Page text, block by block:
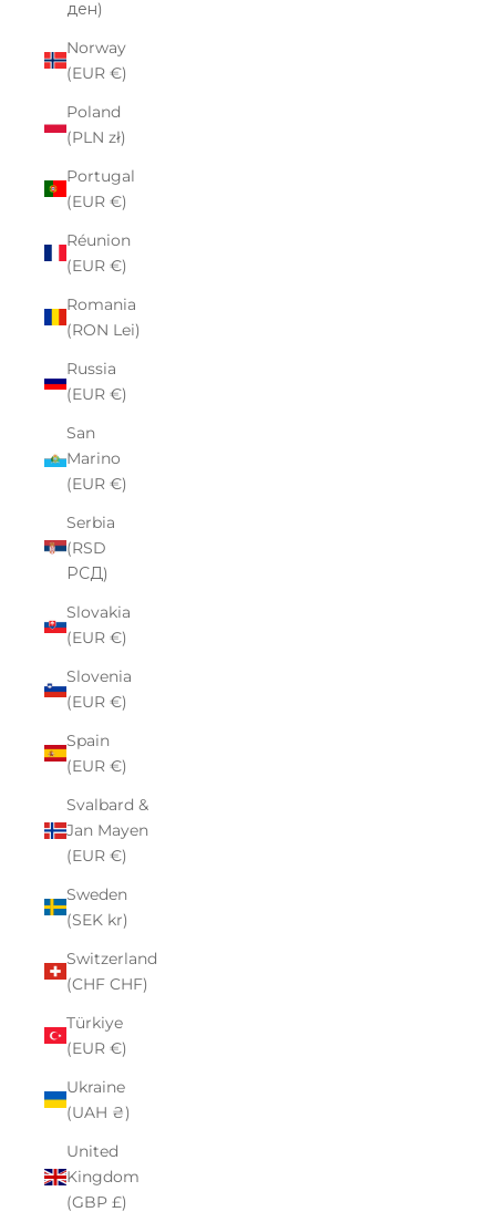
ден)
Norway
(EUR €)
Poland
(PLN zł)
Portugal
(EUR €)
Réunion
(EUR €)
Romania
(RON Lei)
Russia
(EUR €)
San
Marino
(EUR €)
Serbia
(RSD
РСД)
Slovakia
(EUR €)
Slovenia
(EUR €)
Spain
(EUR €)
Svalbard &
Jan Mayen
(EUR €)
Sweden
(SEK kr)
Switzerland
(CHF CHF)
Türkiye
(EUR €)
Ukraine
(UAH ₴)
United
Kingdom
(GBP £)